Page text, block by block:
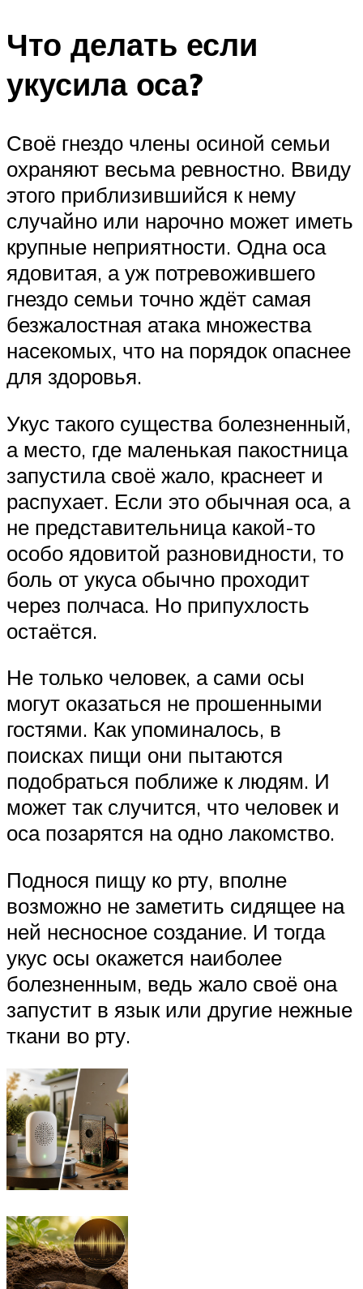
Что делать если
укусила оса?
Своё гнездо члены осиной семьи
охраняют весьма ревностно. Ввиду
этого приблизившийся к нему
случайно или нарочно может иметь
крупные неприятности. Одна оса
ядовитая, а уж потревожившего
гнездо семьи точно ждёт самая
безжалостная атака множества
насекомых, что на порядок опаснее
для здоровья.
Укус такого существа болезненный,
а место, где маленькая пакостница
запустила своё жало, краснеет и
распухает. Если это обычная оса, а
не представительница какой-то
особо ядовитой разновидности, то
боль от укуса обычно проходит
через полчаса. Но припухлость
остаётся.
Не только человек, а сами осы
могут оказаться не прошенными
гостями. Как упоминалось, в
поисках пищи они пытаются
подобраться поближе к людям. И
может так случится, что человек и
оса позарятся на одно лакомство.
Поднося пищу ко рту, вполне
возможно не заметить сидящее на
ней несносное создание. И тогда
укус осы окажется наиболее
болезненным, ведь жало своё она
запустит в язык или другие нежные
ткани во рту.